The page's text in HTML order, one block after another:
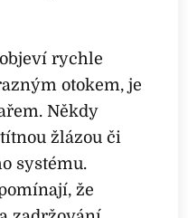
rychle
otokem, je
Někdy
žlázou či
systému.
že